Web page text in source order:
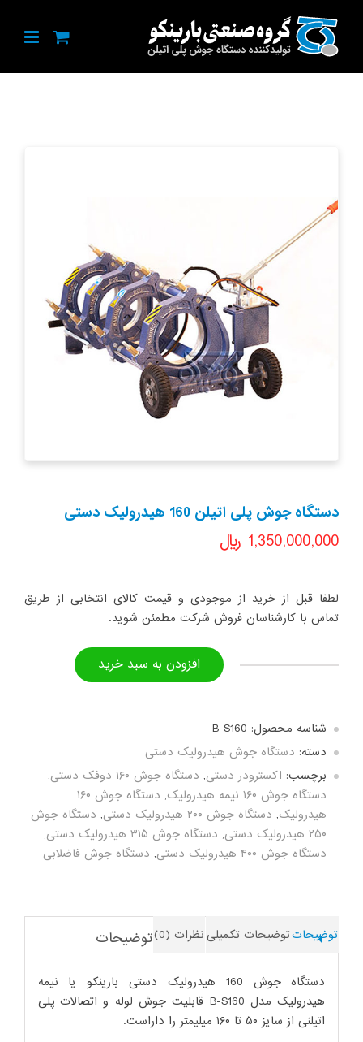
content
دستگاه جوش پلی اتیلن 160 هیدرولیک دستی
﷼ 1,350,000,000
لطفا قبل از خرید از موجودی و قیمت کالای انتخابی از طریق
تماس با کارشناسان فروش شرکت مطمئن شوید.
اتیلن
160
هیدرولیک
دستی
عدد
افزودن به سبد خرید
شناسه محصول: B-S160
دسته: دستگاه جوش هیدرولیک دستی
برچسب: اکسترودر دستی, دستگاه جوش ۱۶۰ دوفک دستی
,
دستگاه جوش ۱۶۰ نیمه هیدرولیک
,
دستگاه جوش ۱۶۰
هیدرولیک, دستگاه جوش ۲۰۰ هیدرولیک دستی , دستگاه جوش
۲۵۰ هیدرولیک دستی
, دستگاه جوش ۳۱۵ هیدرولیک دستی
,
دستگاه جوش ۴۰۰ هیدرولیک دستی
, دستگاه جوش فاضلابی
توضیحاتتوضیحات تکمیلینظرات (0) توضیحات
دستگاه جوش 160 هیدرولیک دستی بارینکو یا نیمه
هیدرولیک مدل B-S160 قابلیت جوش لوله و اتصالات پلی
اتیلنی از سایز ۵۰ تا ۱۶۰ میلیمتر را داراست.